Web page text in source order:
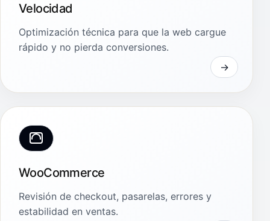
Velocidad
Optimización técnica para que la web cargue
rápido y no pierda conversiones.
WooCommerce
Revisión de checkout, pasarelas, errores y
estabilidad en ventas.